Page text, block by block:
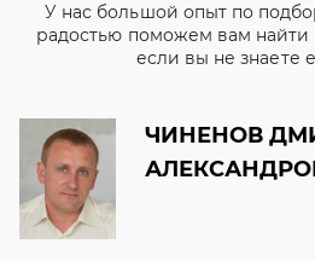
У нас большой опыт по
радостью поможем вам найти
если вы не знаете
ЧИНЕНОВ